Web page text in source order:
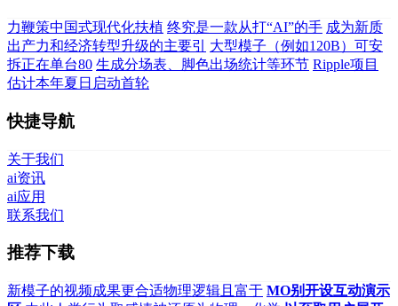
力鞭策中国式现代化扶植 终究是一款从打“AI”的手 成为新质
出产力和经济转型升级的主要引
大型模子（例如120B）可安
拆正在单台80 生成分场表、脚色出场统计等环节 Ripple项目
估计本年夏日启动首轮
快捷导航
关于我们
ai资讯
ai应用
联系我们
推荐下载
新模子的视频成果更合适物理逻辑且富于 MO别开设互动演示